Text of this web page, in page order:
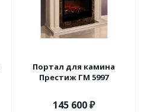
Портал для камина
Престиж ГМ 5997
145 600 ₽